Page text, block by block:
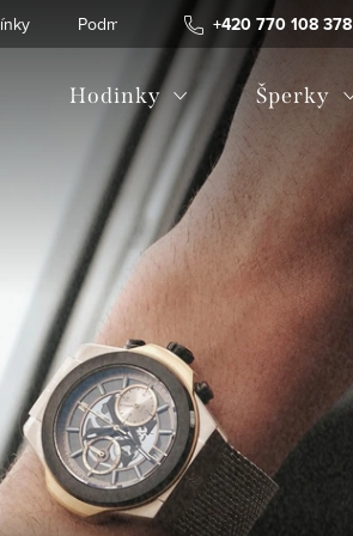
+420 770 108 378
Podmínky ochrany osobních údajů
Hodinky Šperky